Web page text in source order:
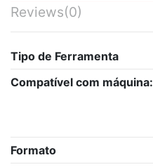
Reviews(0)
Tipo de Ferramenta
Compatível com máquina:
Formato